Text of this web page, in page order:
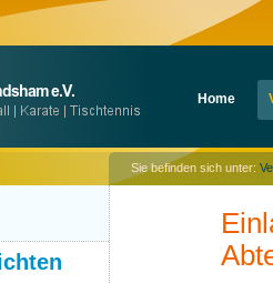
überspringen
Home
Sie befinden sich unter: